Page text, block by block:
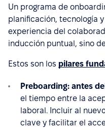
Un programa de
planificación, tecnología
experiencia del
inducción puntual, sino
Estos son los pilares
Preboarding: antes
el tiempo entre la
laboral. Incluir al
clave y facilitar el